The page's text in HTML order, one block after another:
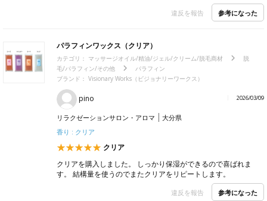
違反を報告 参考になった
パラフィンワックス（クリア）
カテゴリ： マッサージオイル/精油/ジェル/クリーム/脱毛商材
脱
毛/パラフィン/その他
パラフィン
ブランド： Visionary Works（ビジョナリーワークス）
pino 2026/03/09
リラクゼーションサロン・アロマ
大分県
香り : クリア
クリア
クリアを購入しました。 しっかり保湿ができるので喜ばれま
す。 結構量を使うのでまたクリアをリピートします。
違反を報告 参考になった